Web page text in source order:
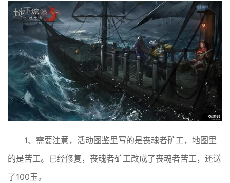
1、需要注意，活动图鉴里写的是丧魂者矿工，地图里
的是苦工。已经修复，丧魂者矿工改成了丧魂者苦工，还送
了100玉。